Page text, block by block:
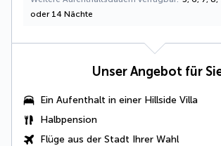
oder 14 Nächte
Unser Angebot für
Ein Aufenthalt in einer Hillside Villa
Halbpension
Flüge aus der Stadt Ihrer Wahl